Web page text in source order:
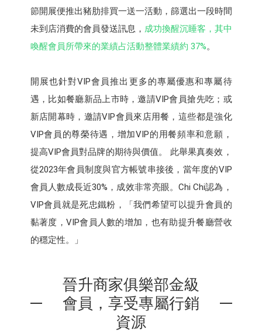
節開展便推出豬肋排買一送一活動，篩選出一段時間
未到店消費的會員發送訊息， 成功換醒沉睡客，其中
喚醒會員所帶來的業績占活動整體業績約 37%。
開展也針對VIP會員推出更多的專屬優惠和專屬待
遇，比如餐廳新品上市時，邀請VIP會員搶先吃；或
新店開幕時，邀請VIP會員來店用餐，這些都是強化
VIP會員的尊榮待遇，增加VIP的用餐頻率和意願，
提高VIP會員對品牌的期待與價值。 此舉果真奏效，
從2023年會員制度與官方帳號串接後，當年度的VIP
會員人數成長近30%，成效非常亮眼。Chi Chi認為，
VIP會員就是死忠鐵粉，「我們希望可以提升會員的
黏著度，VIP會員人數的增加，也有助提升餐廳營收
的穩定性。」
晉升商家俱樂部金級
會員，享受專屬行銷
資源